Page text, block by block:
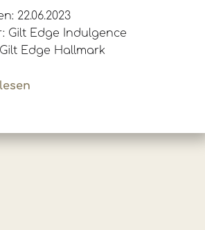
22.06.2023
Gilt Edge Indulgence
Edge Hallmark